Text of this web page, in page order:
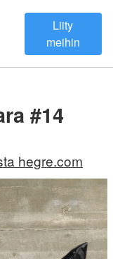
Liity
meihin
#14
hegre.com